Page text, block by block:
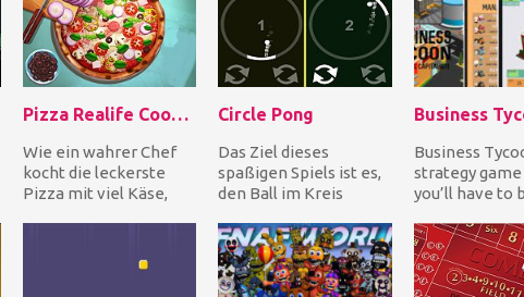
Pizza Realife Cooking
Wie ein wahrer Chef
kocht die leckerste
Pizza mit viel Käse,
Circle Pong
Das Ziel dieses
spaßigen Spiels ist es,
den Ball im Kreis
Business
Business
strategy
you’ll have to
empire. You